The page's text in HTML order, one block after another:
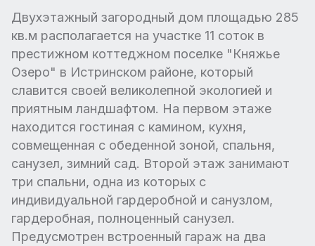
Двухэтажный загородный дом площадью 285
кв.м располагается на участке 11 соток в
престижном коттеджном поселке "Княжье
Озеро" в Истринском районе, который
славится своей великолепной экологией и
приятным ландшафтом. На первом этаже
находится гостиная с камином, кухня,
совмещенная с обеденной зоной, спальня,
санузел, зимний сад. Второй этаж занимают
три спальни, одна из которых с
индивидуальной гардеробной и санузлом,
гардеробная, полноценный санузел.
Предусмотрен встроенный гараж на два